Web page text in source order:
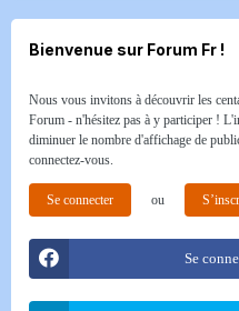
Bienvenue sur Forum Fr !
Nous vous invitons à découvrir les
Forum - n'hésitez pas à y participer !
diminuer le nombre d'affichage de
connectez-vous.
Se connecter ou
Se